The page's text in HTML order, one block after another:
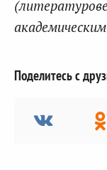
Поделитесь с